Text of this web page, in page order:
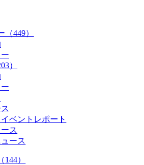
449）
）
ベントレポート
ス
ース
）